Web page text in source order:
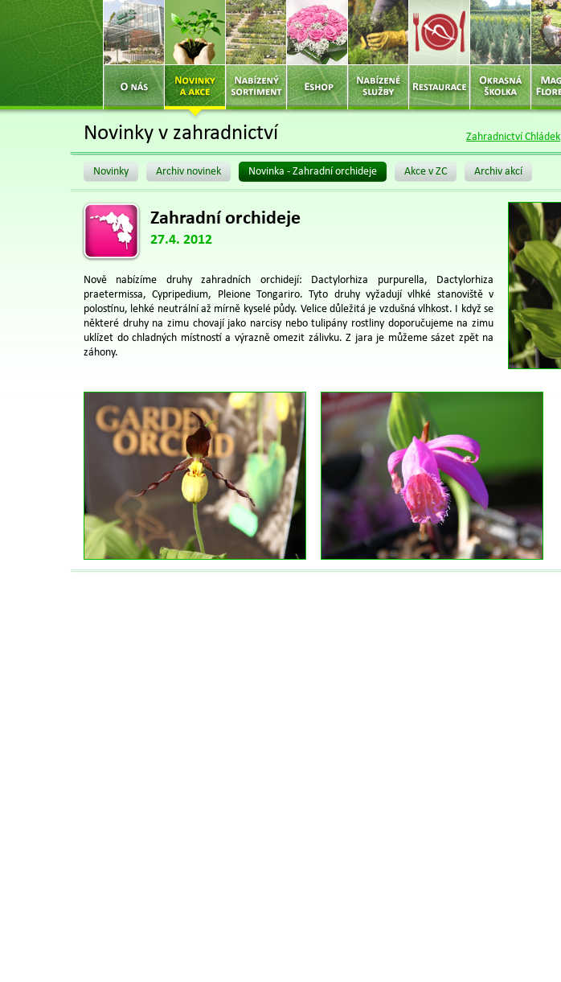
Zahradnictví Chládek
Novinky v zahradnictví
Novinky Archiv novinek Novinka - Zahradní orchideje Akce v ZC Archiv akcí
Zahradní orchideje
27.4. 2012
Nově nabízíme druhy zahradních orchidejí: Dactylorhiza purpurella, Dactylorhiza
praetermissa, Cypripedium, Pleione Tongariro. Tyto druhy vyžadují vlhké stanoviště v
polostínu, lehké neutrální až mírně kyselé půdy. Velice důležitá je vzdušná vlhkost. I když se
některé druhy na zimu chovají jako narcisy nebo tulipány rostliny doporučujeme na zimu
uklízet do chladných místností a výrazně omezit zálivku. Z jara je můžeme sázet zpět na
záhony.